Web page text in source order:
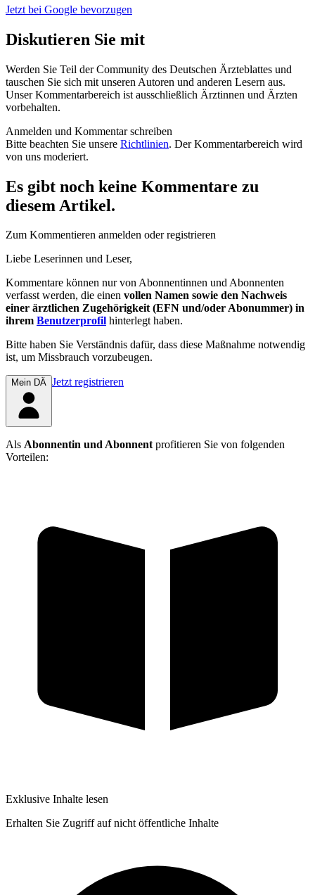
Jetzt bei Google bevorzugen
Diskutieren Sie mit
Werden Sie Teil der Community des Deutschen Ärzteblattes und
tauschen Sie sich mit unseren Autoren und anderen Lesern aus.
Unser Kommentarbereich ist ausschließlich Ärztinnen und Ärzten
vorbehalten.
Anmelden und Kommentar schreiben
Bitte beachten Sie unsere Richtlinien. Der Kommentarbereich wird
von uns moderiert.
Es gibt noch keine Kommentare zu
diesem Artikel.
Zum Kommentieren anmelden oder registrieren
Liebe Leserinnen und Leser,
Kommentare können nur von Abonnentinnen und Abonnenten
verfasst werden, die einen vollen Namen sowie den Nachweis
einer ärztlichen Zugehörigkeit (EFN und/oder Abonummer) in
ihrem Benutzerprofil hinterlegt haben.
Bitte haben Sie Verständnis dafür, dass diese Maßnahme notwendig
ist, um Missbrauch vorzubeugen.
Mein DÄ Jetzt registrieren
Als Abonnentin und Abonnentprofitieren Sie von folgenden
Vorteilen:
Exklusive Inhalte lesen
Erhalten Sie Zugriff auf nicht öffentliche Inhalte